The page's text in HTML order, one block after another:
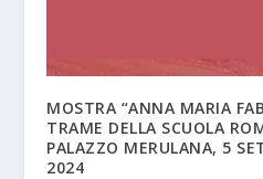
MOSTRA “ANNA MARIA
TRAME DELLA SCUOLA
PALAZZO MERULANA, 5
2024